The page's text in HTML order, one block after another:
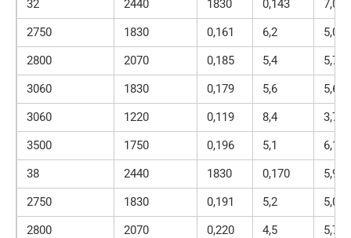
32 2440 1830 0,143
7,0
2750
1830 0,161 6,2
5,03
2800
2070 0,185 5,4
5,79
3060
1830 0,179 5,6
5,6
3060
1220 0,119 8,4
3,73
3500
1750 0,196 5,1
6,12
38
2440 1830 0,170
5,9
2750
1830 0,191 5,2
5,03
2800
2070 0,220 4,5
5,79